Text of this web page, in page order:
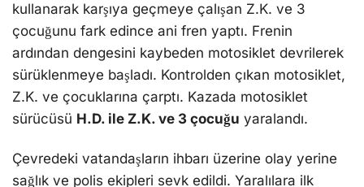
kullanarak karşıya geçmeye çalışan Z.K. ve 3
çocuğunu fark edince ani fren yaptı. Frenin
ardından dengesini kaybeden motosiklet devrilerek
sürüklenmeye başladı. Kontrolden çıkan motosiklet,
Z.K. ve çocuklarına çarptı. Kazada motosiklet
sürücüsü H.D. ile Z.K. ve 3 çocuğu yaralandı.
Çevredeki vatandaşların ihbarı üzerine olay yerine
sağlık ve polis ekipleri sevk edildi. Yaralılara ilk